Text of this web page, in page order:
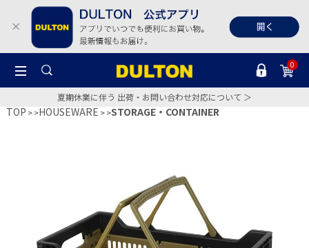
0
夏期休業に伴う 出荷・お問い合わせ対応について ＞
TOP >HOUSEWARE >STORAGE・CONTAINER